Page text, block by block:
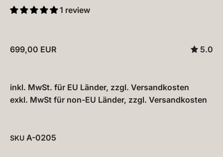
1 review
699,00 EUR 5.0
inkl. MwSt. für EU Länder, zzgl. Versandkosten
exkl. MwSt für non-EU Länder, zzgl. Versandkosten
SKU A-0205